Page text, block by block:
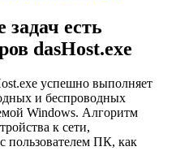
есть
dasHost.exe
успешно выполняет
и беспроводных
Windows. Алгоритм
к сети,
пользователем ПК, как